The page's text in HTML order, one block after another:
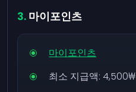
마이포인츠
마이포인츠
최소 지급액:4,500₩